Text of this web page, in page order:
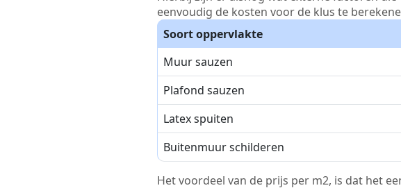
eenvoudig de kosten voor de klus te
Soort oppervlakte
Muur sauzen
Plafond sauzen
Latex spuiten
Buitenmuur schilderen
Het voordeel van de prijs per m2, is dat het